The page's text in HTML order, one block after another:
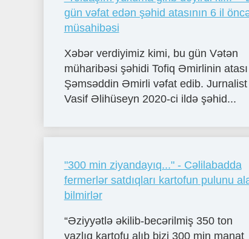
gün vəfat edən şəhid atasının 6 il
müsahibəsi
Xəbər verdiyimiz kimi, bu gün Vətən
müharibəsi şəhidi Tofiq Əmirlinin atası
Şəmsəddin Əmirli vəfat edib. Jurnalist
Vasif Əlihüseyn 2020-ci ildə şəhid...
"300 min ziyandayıq..." - Cəlilabadda
fermerlər satdıqları kartofun pulunu
bilmirlər
“Əziyyətlə əkilib-becərilmiş 350 ton
yazlıq kartofu alıb bizi 300 min manat